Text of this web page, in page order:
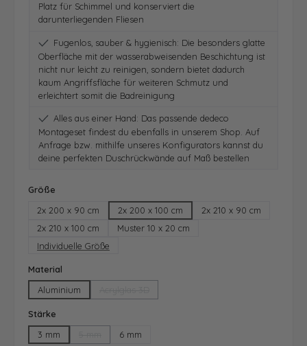
Platz für Schimmel und konserviert die
darunterliegenden Fliesen
Fugenlos, sauber & hygienisch: Die besonders glatte
Oberfläche mit der wasserabweisenden Beschichtung ist
nicht nur leicht zu reinigen, sondern bietet dadurch
kaum Angriffsfläche für weiteren Schmutz und
erleichtert somit die Badreinigung
Alles aus einer Hand: Das passende dedeco
Montageset findest du ebenfalls in unserem Shop. Auf
Anfrage bzw. mithilfe unseres Konfigurators kannst du
deine perfekten Duschrückwände auf Maß bestellen
Größe
2x 200 x 90 cm
2x 200 x 100 cm
2x 210 x 90 cm
2x 210 x 100 cm
Muster 10 x 20 cm
Individuelle Größe
Material
Aluminium
Stärke
3 mm
(Diese Option ist zurzeit nicht verfügbar.)
6 mm